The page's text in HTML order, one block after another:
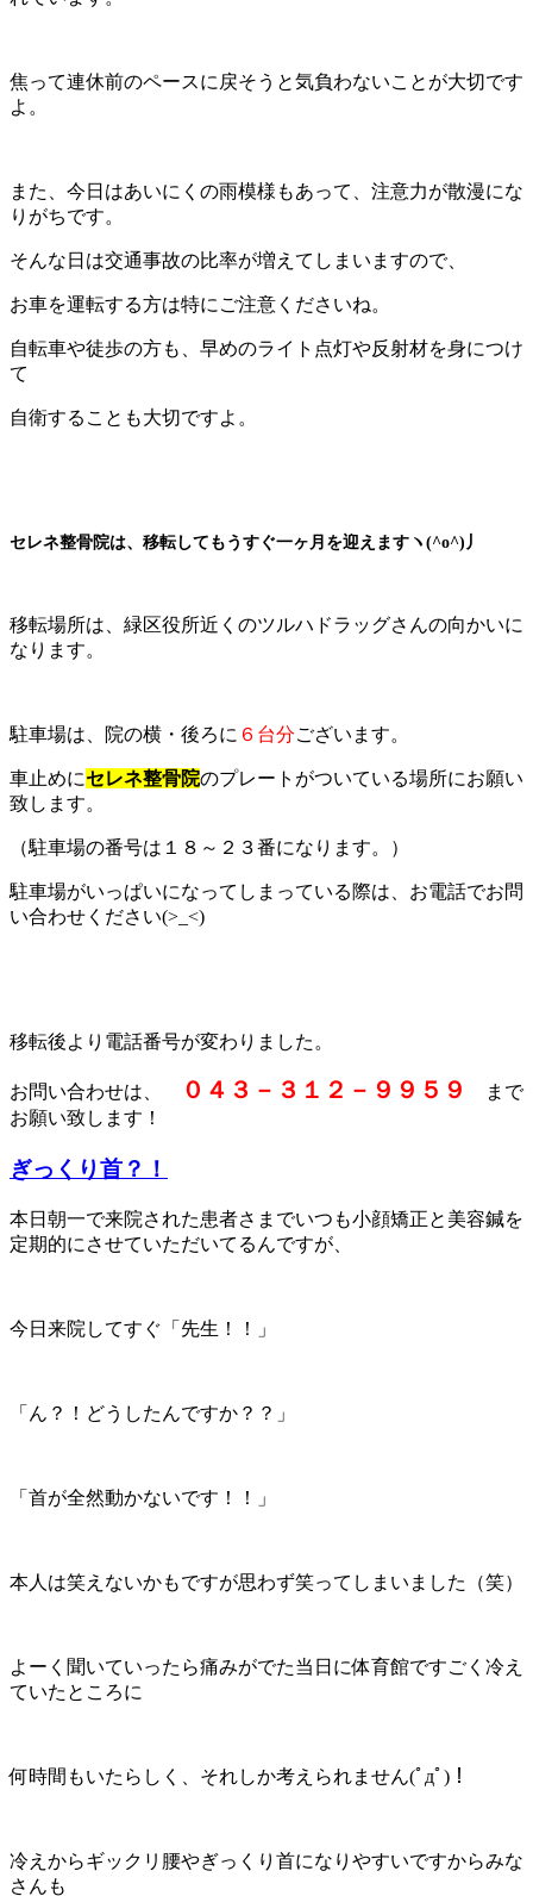
焦って連休前のペースに戻そうと気負わないことが大切です
よ。
また、今日はあいにくの雨模様もあって、注意力が散漫にな
りがちです。
そんな日は交通事故の比率が増えてしまいますので、
お車を運転する方は特にご注意くださいね。
自転車や徒歩の方も、早めのライト点灯や反射材を身につけ
て
自衛することも大切ですよ。
セレネ整骨院は、移転してもうすぐ一ヶ月を迎えますヽ(^o^)丿
移転場所は、緑区役所近くのツルハドラッグさんの向かいに
なります。
駐車場は、院の横・後ろに ６台分ございます。
車止めにセレネ整骨院のプレートがついている場所にお願い
致します。
（駐車場の番号は１８～２３番になります。）
駐車場がいっぱいになってしまっている際は、お電話でお問
い合わせください(>_<)
移転後より電話番号が変わりました。
お問い合わせは、 ０４３－３１２－９９５９
まで
お願い致します！
ぎっくり首？！
本日朝一で来院された患者さまでいつも小顔矯正と美容鍼を
定期的にさせていただいてるんですが、
今日来院してすぐ「先生！！」
「ん？！どうしたんですか？？」
「首が全然動かないです！！」
本人は笑えないかもですが思わず笑ってしまいました（笑）
よーく聞いていったら痛みがでた当日に体育館ですごく冷え
ていたところに
何時間もいたらしく、それしか考えられません(ﾟдﾟ)！
冷えからギックリ腰やぎっくり首になりやすいですからみな
さんも